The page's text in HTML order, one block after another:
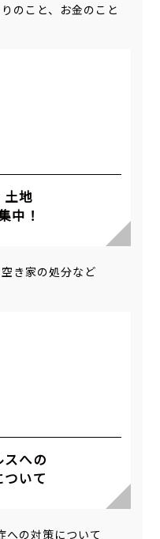
のこと、お金のこと
土地
中！
き家の処分など
スへの
いて
への対策について